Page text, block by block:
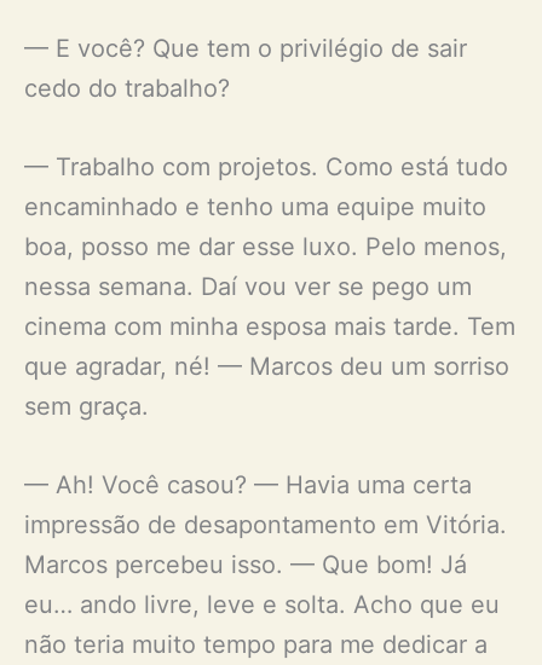
— E você? Que tem o privilégio de sair
cedo do trabalho?
— Trabalho com projetos. Como está tudo
encaminhado e tenho uma equipe muito
boa, posso me dar esse luxo. Pelo menos,
nessa semana. Daí vou ver se pego um
cinema com minha esposa mais tarde. Tem
que agradar, né! — Marcos deu um sorriso
sem graça.
— Ah! Você casou? — Havia uma certa
impressão de desapontamento em Vitória.
Marcos percebeu isso. — Que bom! Já
eu… ando livre, leve e solta. Acho que eu
não teria muito tempo para me dedicar a